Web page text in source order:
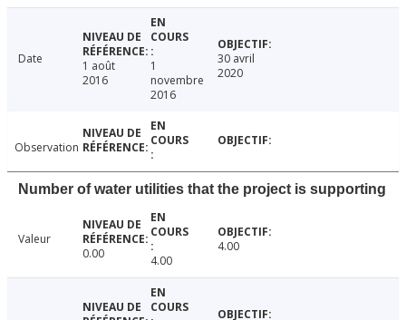
Date
1 août
2016
1
novembre
2016
30 avril
2020
Observation
Number of water utilities that the project is supporting
Valeur
0.00
4.00
4.00